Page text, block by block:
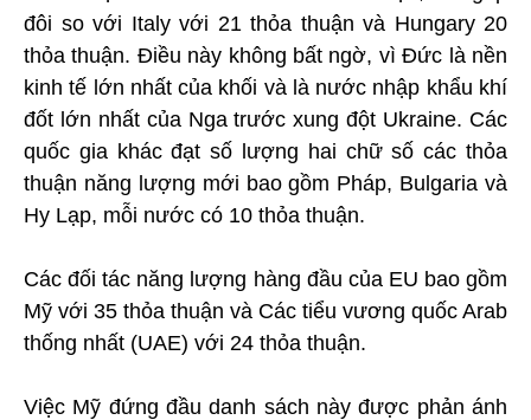
đôi so với Italy với 21 thỏa thuận và Hungary 20
thỏa thuận. Điều này không bất ngờ, vì Đức là nền
kinh tế lớn nhất của khối và là nước nhập khẩu khí
đốt lớn nhất của Nga trước xung đột Ukraine. Các
quốc gia khác đạt số lượng hai chữ số các thỏa
thuận năng lượng mới bao gồm Pháp, Bulgaria và
Hy Lạp, mỗi nước có 10 thỏa thuận.
Các đối tác năng lượng hàng đầu của EU bao gồm
Mỹ với 35 thỏa thuận và Các tiểu vương quốc Arab
thống nhất (UAE) với 24 thỏa thuận.
Việc Mỹ đứng đầu danh sách này được phản ánh